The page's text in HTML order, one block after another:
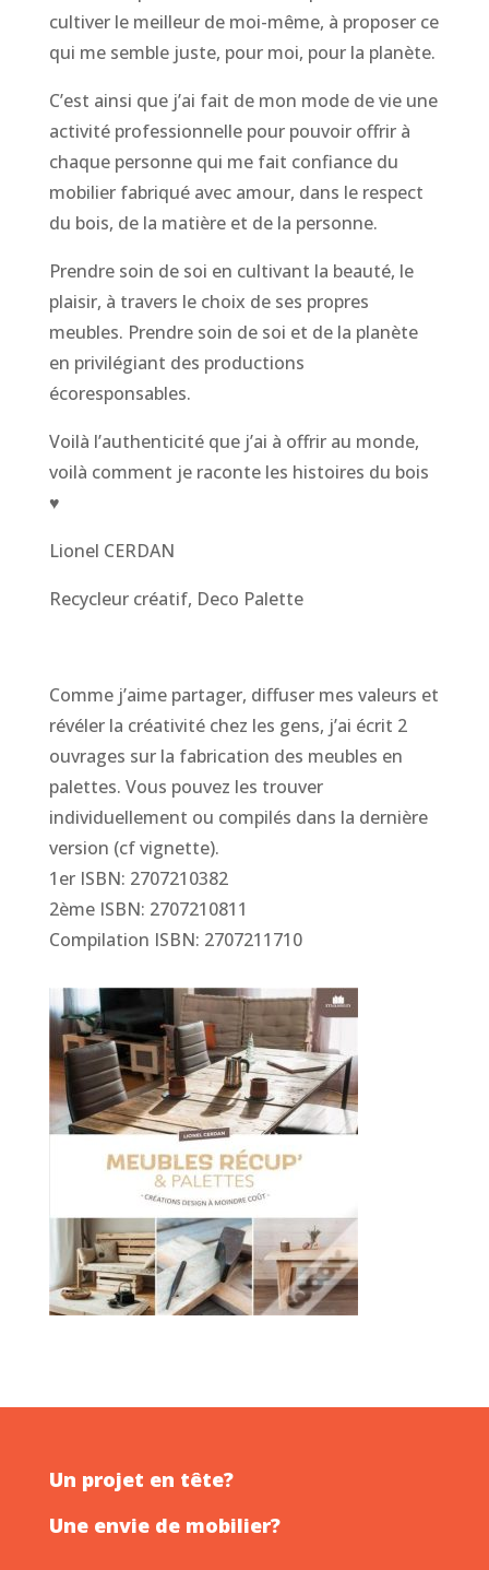
cultiver le meilleur de moi-même, à proposer ce
qui me semble juste, pour moi, pour la planète.
C’est ainsi que j’ai fait de mon mode de vie une
activité professionnelle pour pouvoir offrir à
chaque personne qui me fait confiance du
mobilier fabriqué avec amour, dans le respect
du bois, de la matière et de la personne.
Prendre soin de soi en cultivant la beauté, le
plaisir, à travers le choix de ses propres
meubles. Prendre soin de soi et de la planète
en privilégiant des productions
écoresponsables.
Voilà l’authenticité que j’ai à offrir au monde,
voilà comment je raconte les histoires du bois
♥
Lionel CERDAN
Recycleur créatif, Deco Palette
Comme j’aime partager, diffuser mes valeurs et
révéler la créativité chez les gens, j’ai écrit 2
ouvrages sur la fabrication des meubles en
palettes. Vous pouvez les trouver
individuellement ou compilés dans la dernière
version (cf vignette).
1er ISBN: 2707210382
2ème ISBN: 2707210811
Compilation ISBN: 2707211710
Un projet en tête?
Une envie de mobilier?